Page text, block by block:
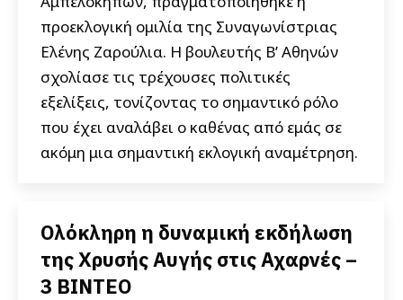
προεκλογική ομιλία της Συναγωνίστριας
Ελένης Ζαρούλια. Η βoυλευτής Β’ Αθηνών
σχολίασε τις τρέχουσες πολιτικές
εξελίξεις, τονίζοντας το σημαντικό ρόλο
που έχει αναλάβει ο καθένας από εμάς σε
ακόμη μια σημαντική εκλογική αναμέτρηση.
Ολόκληρη η δυναμική εκδήλωση
της Χρυσής Αυγής στις Αχαρνές –
3 ΒΙΝΤΕΟ